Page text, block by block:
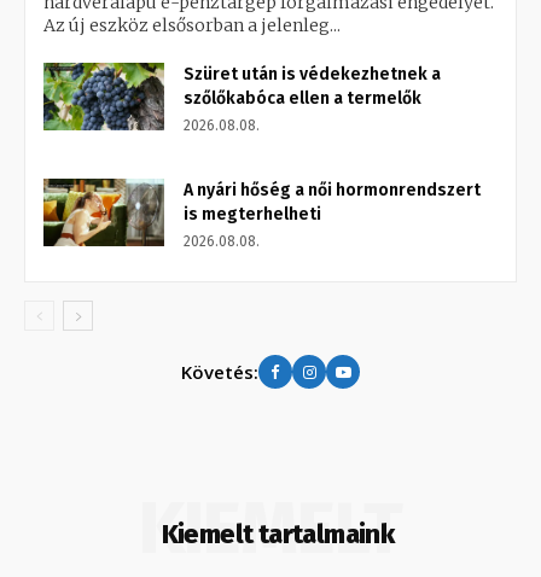
Az új eszköz elsősorban a jelenleg...
Szüret után is védekezhetnek a
szőlőkabóca ellen a termelők
2026.08.08.
A nyári hőség a női hormonrendszert
is megterhelheti
2026.08.08.
Követés:
Kiemelt tartalmaink
KIEMELT